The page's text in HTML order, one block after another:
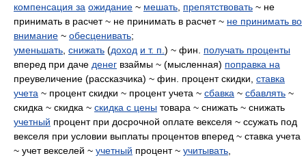
компенсация за ожидание ~ мешать препятствовать ~ не
принимать в расчет ~ не принимать в расчет ~ не принимать во
внимание ~ обесценивать;
уменьшать снижать (доход и т. п. ) ~ фин. получать проценты
вперед при даче денег взаймы ~ (мысленная) поправка на
преувеличение (рассказчика) ~ фин. процент скидки, ставка
учета ~ процент скидки ~ процент учета ~ сбавка ~ сбавлять ~
скидка ~ скидка ~ скидка с цены товара ~ снижать ~ снижать
учетный процент при досрочной оплате векселя ~ ссужать под
векселя при условии выплаты процентов вперед ~ ставка учета
~ учет векселей ~ учетный процент ~ учитывать